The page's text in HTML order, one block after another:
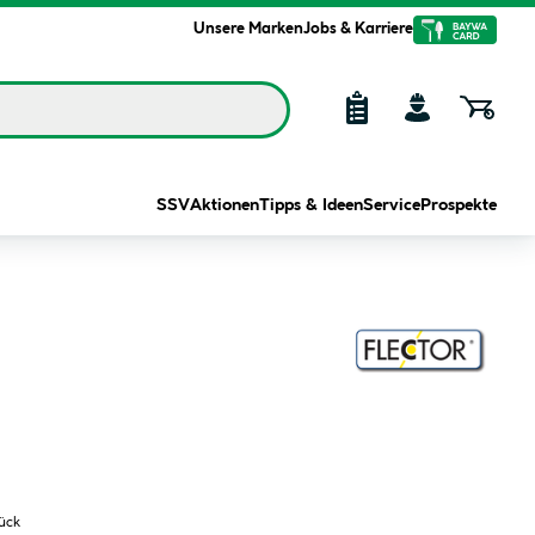
Unsere MarkenJobs & Karriere
SSVAktionenTipps & IdeenService Prospekte